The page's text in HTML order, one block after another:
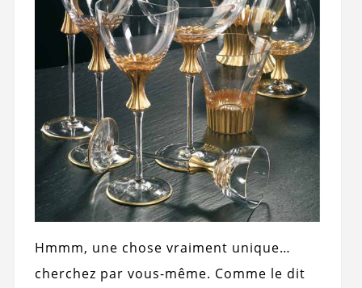
Hmmm, une chose vraiment unique…
cherchez par vous-même. Comme le dit